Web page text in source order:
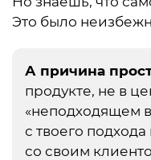
Это было
А причина
продукте, не в
«неподходящем
с твоего
со своим